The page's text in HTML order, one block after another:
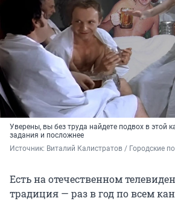
Уверены, вы без труда найдете подвох в этой
задания и посложнее
Источник: Виталий Калистратов / Городские
Есть на отечественном
традиция — раз в год по всем